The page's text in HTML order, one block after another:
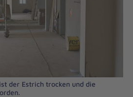
der Estrich trocken und die